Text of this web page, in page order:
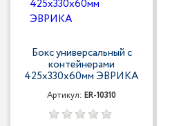
Бокс универсальный с
контейнерами
425х330х60мм ЭВРИКА
Артикул: ER-10310